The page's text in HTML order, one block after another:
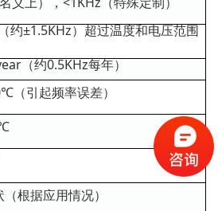
约±1.5KHz）超过温度和电压范围
（约0.5KHz每年）
引起频率误差）
根据应用情况）